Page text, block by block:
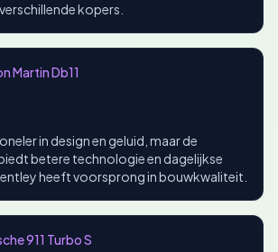
kopers.
Martin Db11
in design en geluid, maar de
betere technologie en dagelijkse
heeft voorsprong in bouwkwaliteit.
911 Turbo S